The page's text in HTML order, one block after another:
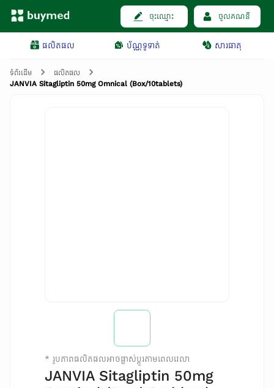
ចុះឈ្មោះ ចូលគណនី
ផលិតផល ប័ណ្ណទូទាត់ សារធាតុ
ទំព័រដើម
ផលិតផល
JANVIA Sitagliptin 50mg Omnical (Box/10tablets)
* រូបភាពផលិតផលអាចផ្លាស់ប្តូរតាមពេលវេលា
JANVIA Sitagliptin 50mg